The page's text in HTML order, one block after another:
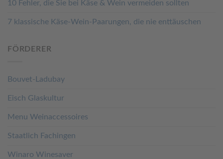
10 Fehler, die Sie bei Käse & Wein vermeiden sollten
7 klassische Käse-Wein-Paarungen, die nie enttäuschen
FÖRDERER
Bouvet-Ladubay
Eisch Glaskultur
Menu Weinaccessoires
Staatlich Fachingen
Winaro Winesaver